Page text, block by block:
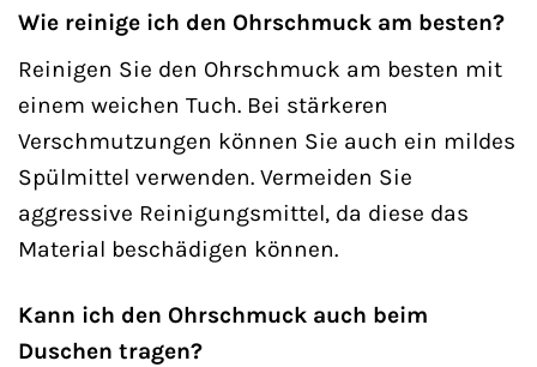
Wie reinige ich den Ohrschmuck am besten?
Reinigen Sie den Ohrschmuck am besten mit
einem weichen Tuch. Bei stärkeren
Verschmutzungen können Sie auch ein mildes
Spülmittel verwenden. Vermeiden Sie
aggressive Reinigungsmittel, da diese das
Material beschädigen können.
Kann ich den Ohrschmuck auch beim
Duschen tragen?